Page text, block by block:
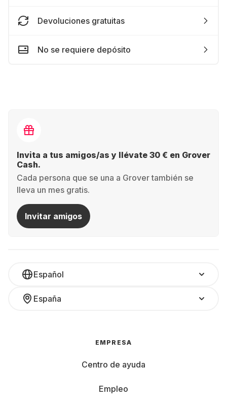
Devoluciones gratuitas
No se requiere depósito
Invita a tus amigos/as y llévate 30 € en Grover
Cash.
Cada persona que se una a Grover también se
lleva un mes gratis.
Invitar amigos
Español
España
EMPRESA
Centro de ayuda
Empleo